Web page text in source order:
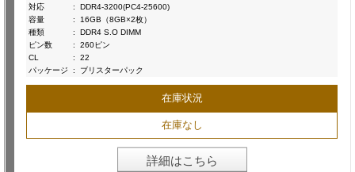
対応
:
DDR4-3200(PC4-25600)
容量
:
16GB（8GB×2枚）
種類
:
DDR4 S.O DIMM
ピン数
:
260ピン
CL
:
22
パッケージ
: ブリスターパック
在庫状況
在庫なし
詳細はこちら